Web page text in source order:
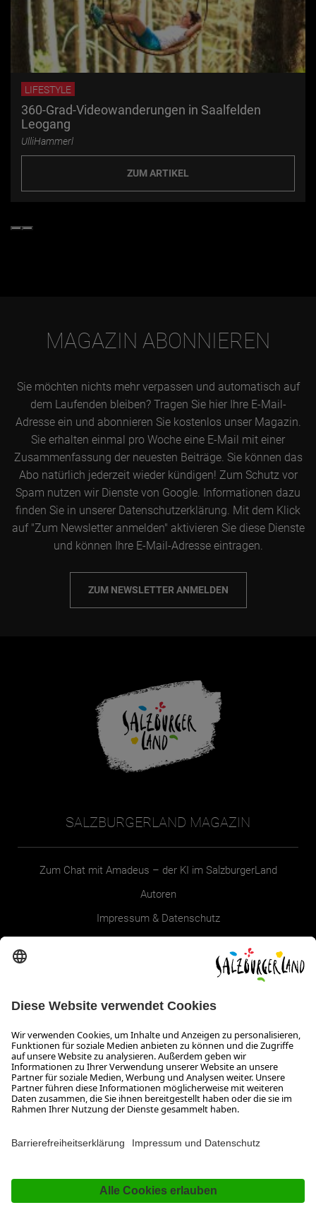
LIFESTYLE
360-Grad-Videowanderungen in Saalfelden
Leogang
UlliHammerl
ZUM ARTIKEL
MAGAZIN ABONNIEREN
Sie möchten nichts mehr verpassen und automatisch auf
dem Laufenden bleiben? Tragen Sie hier Ihre E-Mail-
Adresse ein und abonnieren Sie kostenlos unser Magazin.
Sie erhalten einmal pro Woche eine E-Mail mit einer
Zusammenfassung der neuesten Beiträge. Sie können das
Abo natürlich jederzeit wieder kündigen! Zum Schutz vor
Spam nutzen wir Dienste von Google. Informationen dazu
finden Sie in unserer Datenschutzerklärung. Mit dem Klick
auf "Zum Newsletter anmelden" aktivieren Sie diese Dienste
und können Ihre E-Mail-Adresse eintragen.
ZUM NEWSLETTER ANMELDEN
SALZBURGERLAND MAGAZIN
Zum Chat mit Amadeus – der KI im SalzburgerLand
Autoren
Impressum & Datenschutz
Infos zum Urlaub im SalzburgerLand
Veranstaltungen im SalzburgerLand
Aktuelle Urlaubsangebote
Newsroom
Presse